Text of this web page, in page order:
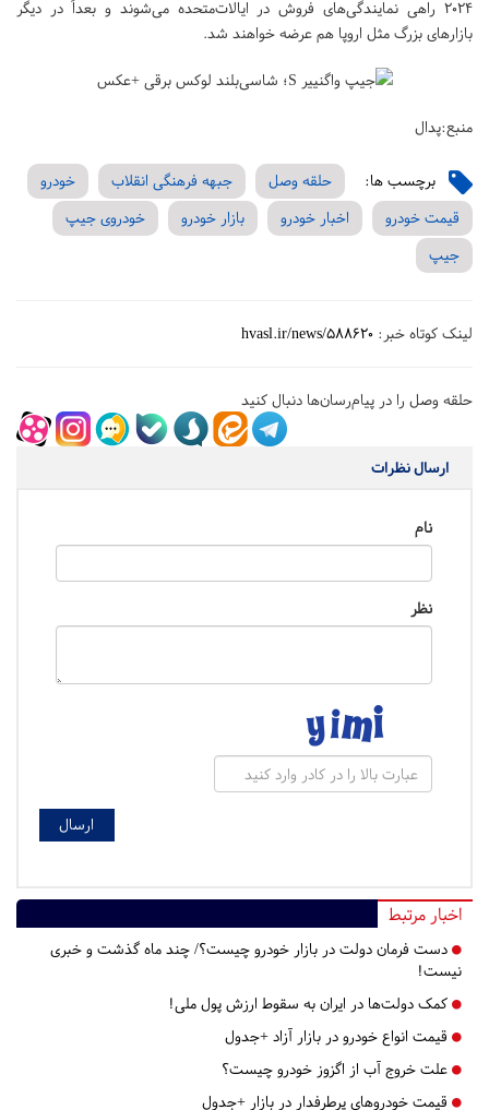
۲۰۲۴ راهی نمایندگی‌های فروش در ایالات‌متحده می‌شوند و بعداً در دیگر
بازارهای بزرگ مثل اروپا هم عرضه خواهند شد.
منبع:پدال
برچسب ها: حلقه وصل جبهه فرهنگی انقلاب
خودرو
قیمت خودرو
اخبار خودرو بازار خودرو
خودروی جیپ
جیپ
لینک کوتاه خبر: hvasl.ir/news/588620
حلقه وصل را در پیام‌رسان‌ها دنبال کنید
ارسال نظرات
نام
نظر
اخبار مرتبط
دست فرمان دولت در بازار خودرو چیست؟/ چند ماه گذشت و خبری
نیست!
کمک دولت‌ها در ایران به سقوط ارزش پول ملی!
قیمت انواع خودرو در بازار آزاد +جدول
علت خروج آب از اگزوز خودرو چیست؟
قیمت خودروهای پرطرفدار در بازار +جدول